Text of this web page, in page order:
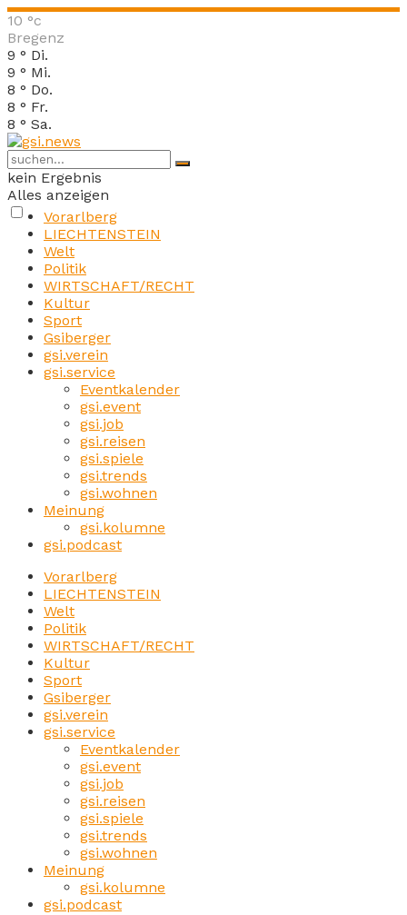
10 °c
Bregenz
9 ° Di.
9 ° Mi.
8 ° Do.
8 ° Fr.
8 ° Sa.
kein Ergebnis
Alles anzeigen
Vorarlberg
LIECHTENSTEIN
Welt
Politik
WIRTSCHAFT/RECHT
Kultur
Sport
Gsiberger
gsi.verein
gsi.service
Eventkalender
gsi.event
gsi.job
gsi.reisen
gsi.spiele
gsi.trends
gsi.wohnen
Meinung
gsi.kolumne
gsi.podcast
Vorarlberg
LIECHTENSTEIN
Welt
Politik
WIRTSCHAFT/RECHT
Kultur
Sport
Gsiberger
gsi.verein
gsi.service
Eventkalender
gsi.event
gsi.job
gsi.reisen
gsi.spiele
gsi.trends
gsi.wohnen
Meinung
gsi.kolumne
gsi.podcast